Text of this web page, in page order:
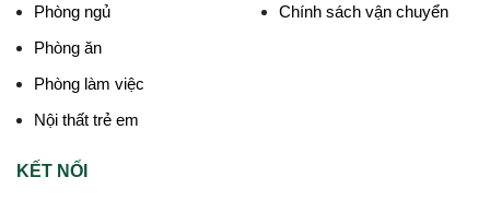
Phòng ngủ
Phòng ăn
Phòng làm việc
Nội thất trẻ em
Chính sách vận chuyển
KẾT NỐI